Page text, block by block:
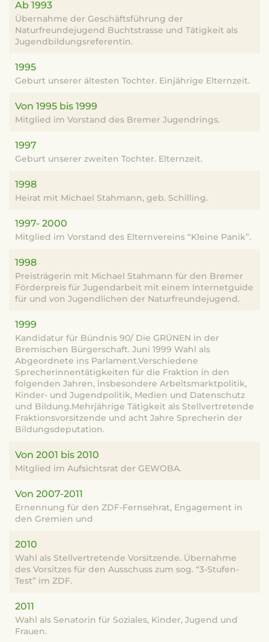
Ab 1993
Übernahme der Geschäftsführung der
Naturfreundejugend Buchtstrasse und Tätigkeit als
Jugendbildungsreferentin.
1995
Geburt unserer ältesten Tochter. Einjährige Elternzeit.
Von 1995 bis 1999
Mitglied im Vorstand des Bremer Jugendrings.
1997
Geburt unserer zweiten Tochter. Elternzeit.
1998
Heirat mit Michael Stahmann, geb. Schilling.
1997- 2000
Mitglied im Vorstand des Elternvereins “Kleine Panik”.
1998
Preisträgerin mit Michael Stahmann für den Bremer
Förderpreis für Jugendarbeit mit einem Internetguide
für und von Jugendlichen der Naturfreundejugend.
1999
Kandidatur für Bündnis 90/ Die GRÜNEN in der
Bremischen Bürgerschaft. Juni 1999 Wahl als
Abgeordnete ins Parlament.Verschiedene
Sprecherinnentätigkeiten für die Fraktion in den
folgenden Jahren, insbesondere Arbeitsmarktpolitik,
Kinder- und Jugendpolitik, Medien und Datenschutz
und Bildung.Mehrjährige Tätigkeit als Stellvertretende
Fraktionsvorsitzende und acht Jahre Sprecherin der
Bildungsdeputation.
Von 2001 bis 2010
Mitglied im Aufsichtsrat der GEWOBA.
Von 2007-2011
Ernennung für den ZDF-Fernsehrat, Engagement in
den Gremien und
2010
Wahl als Stellvertretende Vorsitzende. Übernahme
des Vorsitzes für den Ausschuss zum sog. “3-Stufen-
Test” im ZDF.
2011
Wahl als Senatorin für Soziales, Kinder, Jugend und
Frauen.